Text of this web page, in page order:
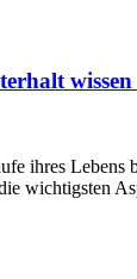
wissen
ihres
wichtigsten